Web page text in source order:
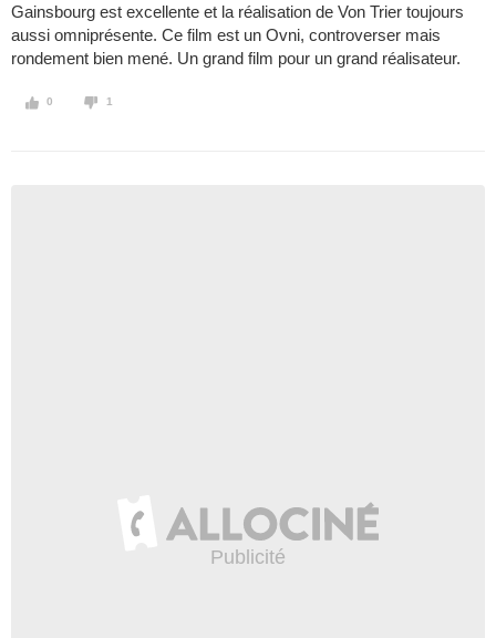
Gainsbourg est excellente et la réalisation de Von Trier toujours
aussi omniprésente. Ce film est un Ovni, controverser mais
rondement bien mené. Un grand film pour un grand réalisateur.
0 1